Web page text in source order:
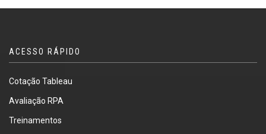
ACESSO RÁPIDO
Cotação Tableau
Avaliação RPA
Treinamentos